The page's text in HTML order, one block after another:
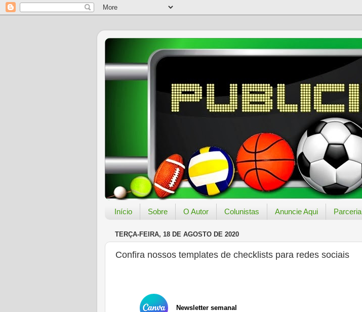
Início Sobre O Autor Colunistas Anuncie Aqui Parceria
TERÇA-FEIRA, 18 DE AGOSTO DE 2020
Confira nossos templates de checklists para redes sociais
Newsletter semanal